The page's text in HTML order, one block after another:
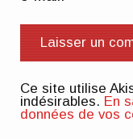
Ce site utilise
indésirables. En
données de vos